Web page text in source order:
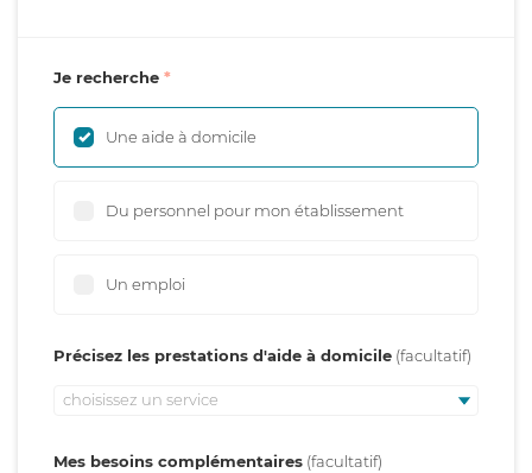
Je recherche
Une aide à domicile
Du personnel pour mon établissement
Un emploi
Précisez les prestations d'aide à domicile
choisissez un service
Mes besoins complémentaires